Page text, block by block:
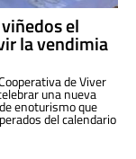
el
la vendimia
de Viver
una nueva
enoturismo que
del calendario